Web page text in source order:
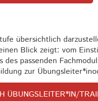
übersichtlich
Blick zeigt: vom
des passenden
zur Übungsleiter*in
ÜBUNGSLEITER*IN/